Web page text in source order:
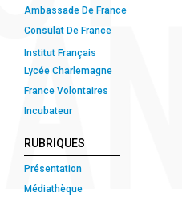
Ambassade De France
Consulat De France
Institut Français
Lycée Charlemagne
France Volontaires
Incubateur
RUBRIQUES
Présentation
Médiathèque